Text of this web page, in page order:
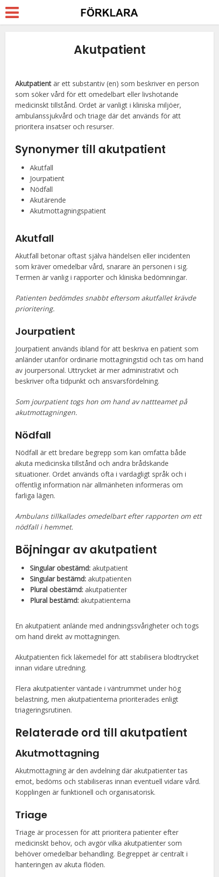
Akutpatient
Akutpatient är ett substantiv (en) som beskriver en person
som söker vård för ett omedelbart eller livshotande
medicinskt tillstånd. Ordet är vanligt i kliniska miljöer,
ambulanssjukvård och triage där det används för att
prioritera insatser och resurser.
Synonymer till akutpatient
Akutfall
Jourpatient
Nödfall
Akutärende
Akutmottagningspatient
Akutfall
Akutfall betonar oftast själva händelsen eller incidenten
som kräver omedelbar vård, snarare än personen i sig.
Termen är vanlig i rapporter och kliniska bedömningar.
Patienten bedömdes snabbt eftersom akutfallet krävde
prioritering.
Jourpatient
Jourpatient används ibland för att beskriva en patient som
anländer utanför ordinarie mottagningstid och tas om hand
av jourpersonal. Uttrycket är mer administrativt och
beskriver ofta tidpunkt och ansvarsfördelning.
Som jourpatient togs hon om hand av nattteamet på
akutmottagningen.
Nödfall
Nödfall är ett bredare begrepp som kan omfatta både
akuta medicinska tillstånd och andra brådskande
situationer. Ordet används ofta i vardagligt språk och i
offentlig information när allmänheten informeras om
farliga lägen.
Ambulans tillkallades omedelbart efter rapporten om ett
nödfall i hemmet.
Böjningar av akutpatient
Singular obestämd: akutpatient
Singular bestämd: akutpatienten
Plural obestämd: akutpatienter
Plural bestämd: akutpatienterna
En akutpatient anlände med andningssvårigheter och togs
om hand direkt av mottagningen.
Akutpatienten fick läkemedel för att stabilisera blodtrycket
innan vidare utredning.
Flera akutpatienter väntade i väntrummet under hög
belastning, men akutpatienterna prioriterades enligt
triageringsrutinen.
Relaterade ord till akutpatient
Akutmottagning
Akutmottagning är den avdelning där akutpatienter tas
emot, bedöms och stabiliseras innan eventuell vidare vård.
Kopplingen är funktionell och organisatorisk.
Triage
Triage är processen för att prioritera patienter efter
medicinskt behov, och avgör vilka akutpatienter som
behöver omedelbar behandling. Begreppet är centralt i
hanteringen av akuta flöden.